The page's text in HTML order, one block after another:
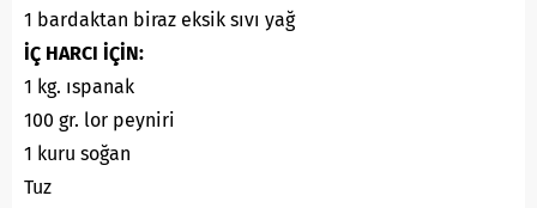
1 bardaktan biraz eksik sıvı yağ
İÇ HARCI İÇİN:
1 kg. ıspanak
100 gr. lor peyniri
1 kuru soğan
Tuz